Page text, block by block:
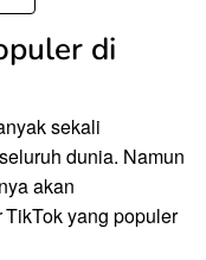
di
sekali
dunia. Namun
akan
TikTok yang populer